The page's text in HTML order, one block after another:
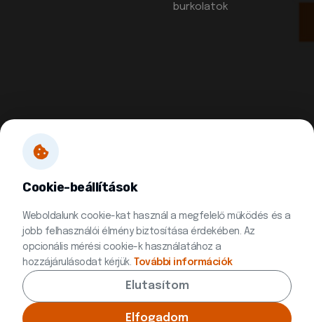
burkolatok
© 2026 Minden jog fenntartva | Készítette: Innovip.hu Kft.
Cookie-beállítások
Weboldalunk cookie-kat használ a megfelelő működés és a
jobb felhasználói élmény biztosítása érdekében. Az
opcionális mérési cookie-k használatához a
hozzájárulásodat kérjük.
További információk
Elutasítom
Elfogadom